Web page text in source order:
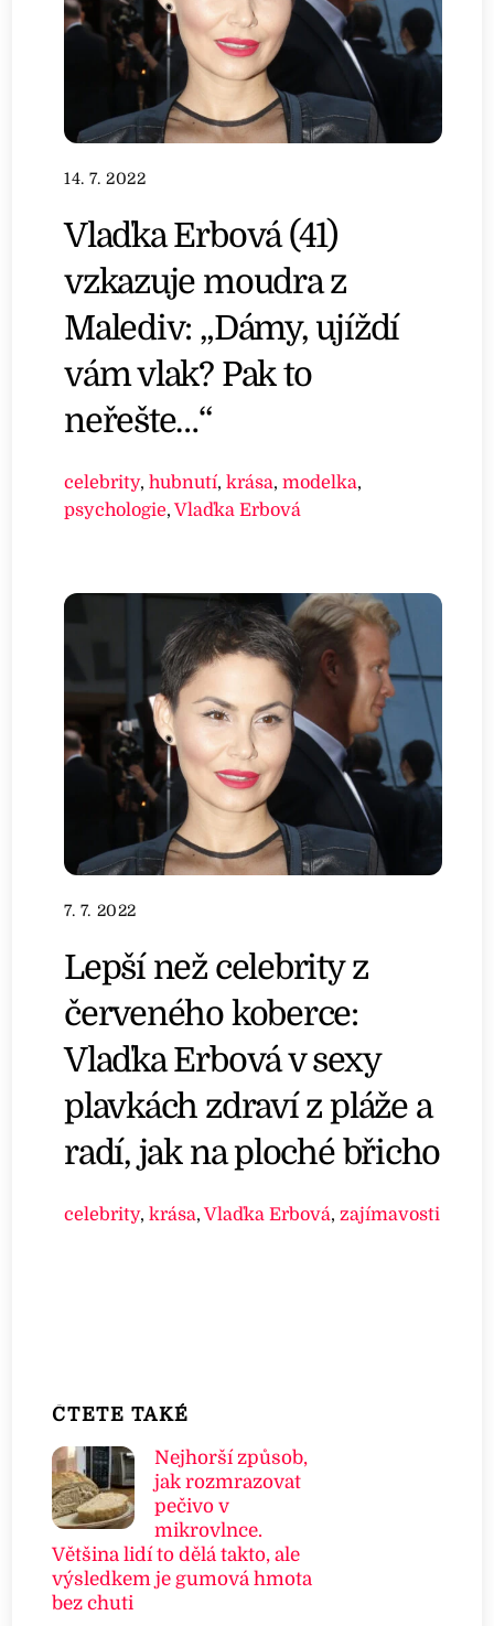
14. 7. 2022
Vlaďka Erbová (41)
vzkazuje moudra z
Malediv: „Dámy, ujíždí
vám vlak? Pak to
neřešte…“
celebrity,hubnutí,krása,modelka,
psychologie,Vlaďka Erbová
7. 7. 2022
Lepší než celebrity z
červeného koberce:
Vlaďka Erbová v sexy
plavkách zdraví z pláže a
radí, jak na ploché břicho
celebrity,krása,Vlaďka Erbová,zajímavosti
ČTETE TAKÉ
Nejhorší způsob,
jak rozmrazovat
pečivo v
mikrovlnce.
Většina lidí to dělá takto, ale
výsledkem je gumová hmota
bez chuti